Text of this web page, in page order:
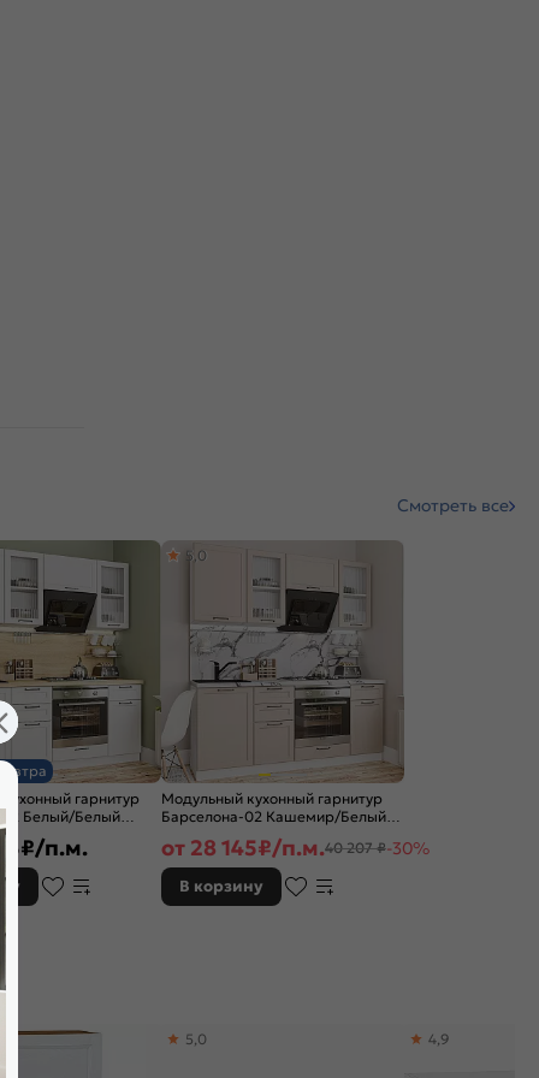
Смотреть все
кухонный гарнитур
02 Белый/Белый
₽/п.м.
Модульный кухонный гарнитур
Барселона-02 Кашемир/Белый
5,0
от 28 145₽/п.м.40 207 ₽-30%
В корзину
5,0 4,9